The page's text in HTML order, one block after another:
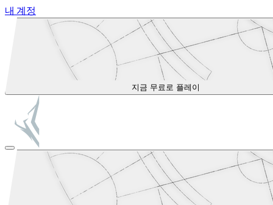
내 계정
지금 무료로 플레이